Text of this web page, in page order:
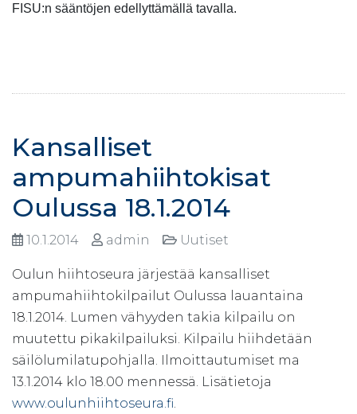
FISU:n sääntöjen edellyttämällä tavalla.
Kansalliset
ampumahiihtokisat
Oulussa 18.1.2014
10.1.2014 admin Uutiset
Oulun hiihtoseura järjestää kansalliset
ampumahiihtokilpailut Oulussa lauantaina
18.1.2014. Lumen vähyyden takia kilpailu on
muutettu pikakilpailuksi. Kilpailu hiihdetään
säilölumilatupohjalla. Ilmoittautumiset ma
13.1.2014 klo 18.00 mennessä. Lisätietoja
www.oulunhiihtoseura.fi.